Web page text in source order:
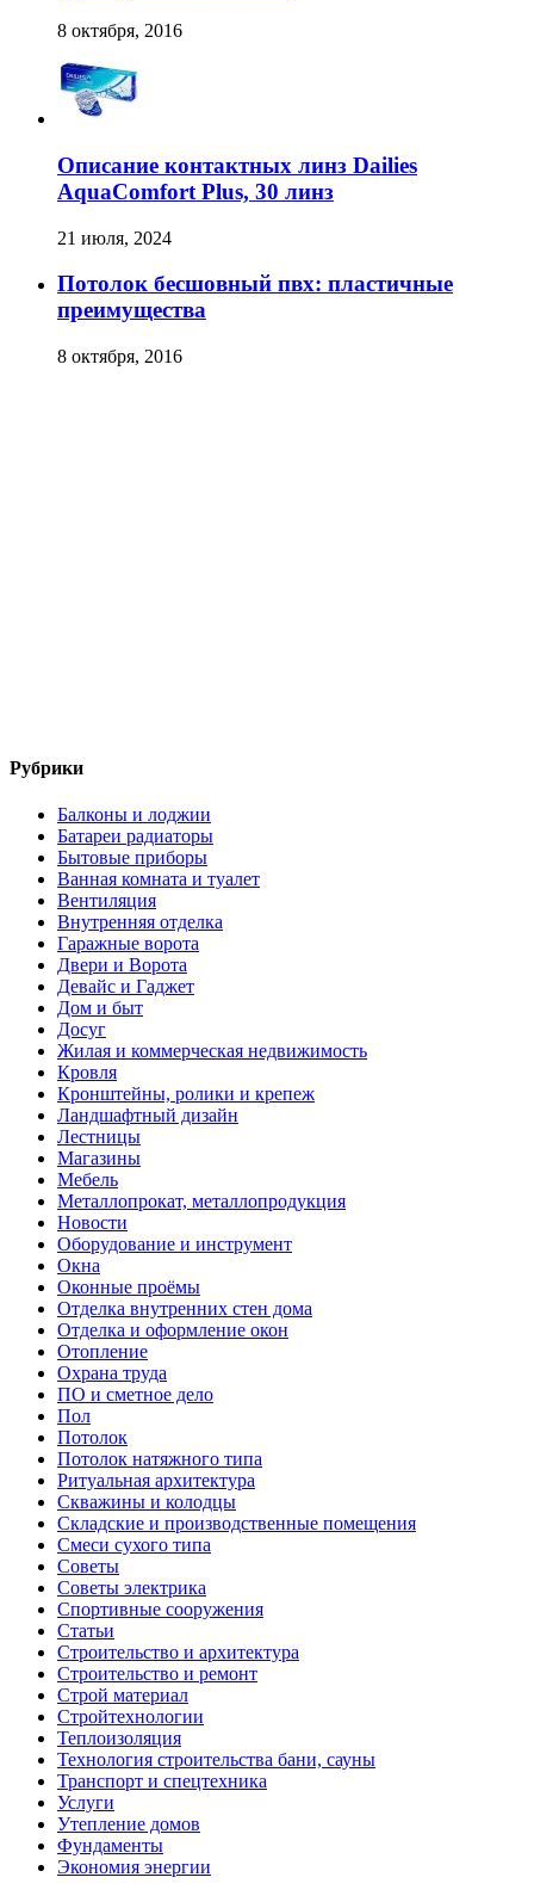
8 октября, 2016
Описание контактных линз Dailies
AquaComfort Plus, 30 линз
21 июля, 2024
Потолок бесшовный пвх: пластичные
преимущества
8 октября, 2016
Рубрики
Балконы и лоджии
Батареи радиаторы‎
Бытовые приборы
Ванная комната и туалет
Вентиляция
Внутренняя отделка
Гаражные ворота
Двери и Ворота
Девайс и Гаджет
Дом и быт
Досуг
Жилая и коммерческая недвижимость
Кровля
Кронштейны, ролики и крепеж
Ландшафтный дизайн
Лестницы
Магазины
Мебель
Металлопрокат, металлопродукция
Новости
Оборудование и инструмент
Окна
Оконные проёмы
Отделка внутренних стен дома
Отделка и оформление окон
Отопление
Охрана труда
ПО и сметное дело
Пол
Потолок
Потолок натяжного типа
Ритуальная архитектура
Скважины и колодцы
Складские и производственные помещения
Смеси сухого типа
Советы
Советы электрика
Спортивные сооружения
Статьи
Строительство и архитектура
Строительство и ремонт
Строй материал
Стройтехнологии
Теплоизоляция
Технология строительства бани, сауны
Транспорт и спецтехника
Услуги
Утепление домов
Фундаменты
Экономия энергии